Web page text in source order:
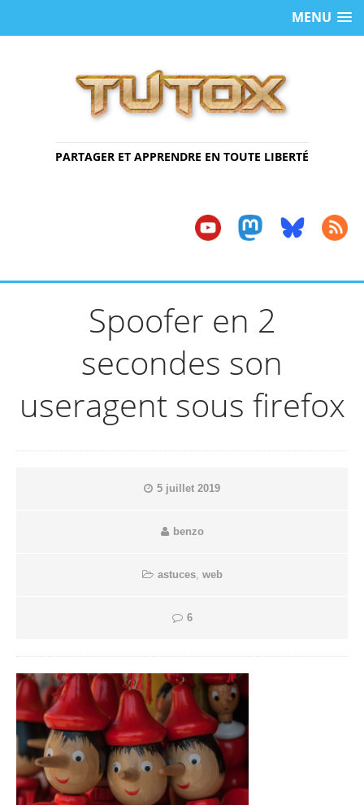
MENU
PARTAGER ET APPRENDRE EN TOUTE LIBERTÉ
Spoofer en 2
secondes son
useragent sous firefox
5 juillet 2019
benzo
astuces, web
6